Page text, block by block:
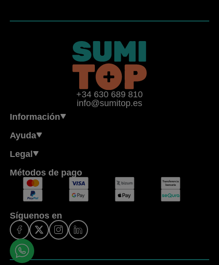
+34 630 689 810
info@sumitop.es
Información
Ayuda
Legal
Métodos de pago
Síguenos en